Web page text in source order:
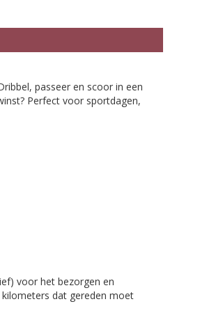
passeer en scoor in een
Perfect voor sportdagen,
voor het bezorgen en
dat gereden moet